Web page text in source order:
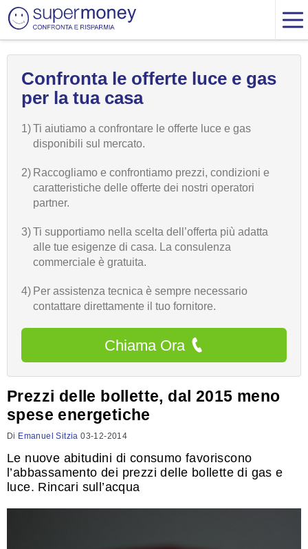
Confronta le offerte luce e gas
per la tua casa
1)Ti aiutiamo a confrontare le offerte luce e gas
disponibili sul mercato.
2) Raccogliamo e confrontiamo prezzi, condizioni e
caratteristiche delle offerte dei nostri operatori
partner.
3)Ti supportiamo nella scelta dell’offerta più adatta
alle tue esigenze di casa. La consulenza
commerciale è gratuita.
4) Per assistenza tecnica è sempre necessario
contattare direttamente il tuo fornitore.
Chiama Ora
Prezzi delle bollette, dal 2015 meno
spese energetiche
Di Emanuel Sitzia 03-12-2014
Le nuove abitudini di consumo favoriscono
l’abbassamento dei prezzi delle bollette di gas e
luce. Rincari sull’acqua